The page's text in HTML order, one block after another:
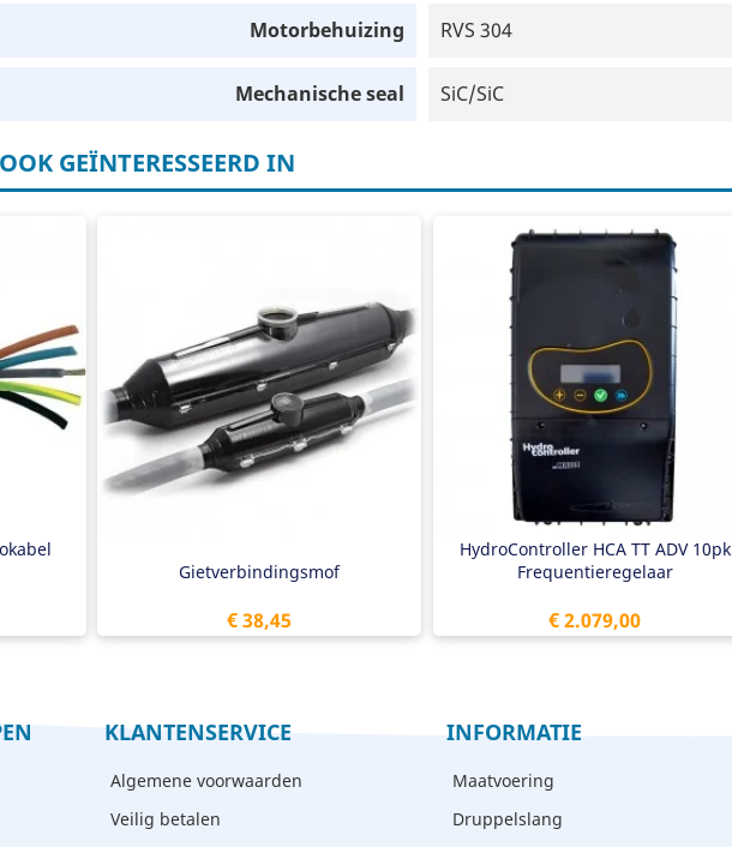
Motorbehuizing RVS 304
Mechanische seal SiC/SiC
GEÏNTERESSEERD IN
Gietverbindingsmof
Prijs
€ 38,45
Gietverbindingsmof
2 componenten giethars
4 x 1,5mm2 t/m 4 x 6,0mm2
Met duidelijke instructie
HydroController HCA TT ADV 10pk
Frequentieregelaar
Prijs
€ 2.079,00
400V in
400V uit
5,5 - 7,5 kW pomp
Luchtgekoeld
1/4" buitendraad druksensor
Multi-pomp modus
KLANTENSERVICE
Algemene voorwaarden
Veilig betalen
INFORMATIE
Maatvoering
Druppelslang